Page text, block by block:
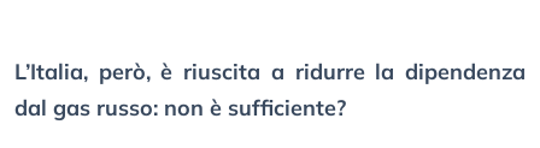
L’Italia, però, è riuscita a ridurre la dipendenza
dal gas russo: non è sufficiente?